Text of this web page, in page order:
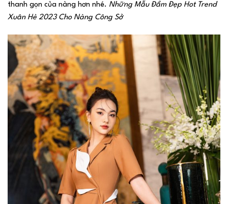
thanh gọn của nàng hơn nhé. Những Mẫu Đầm Đẹp Hot Trend
Xuân Hè 2023 Cho Nàng Công Sở